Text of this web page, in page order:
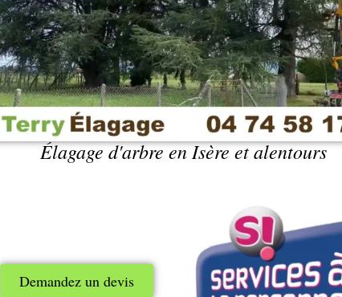
Élagage d'arbre en Isère et alentours
Demandez un devis